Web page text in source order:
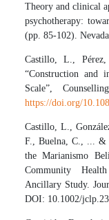
Theory and clinical
psychotherapy:
(pp. 85-102).
Castillo, L.,
“Construction and
Scale”,
https://doi.org/
Castillo, L.,
F., Buelna, C., ... &
the Marianismo
Community
Ancillary Study.
DOI: 10.1002/